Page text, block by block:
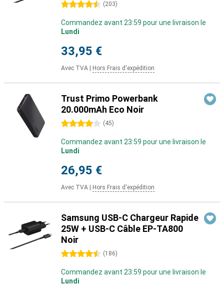
4.5 étoiles (203)
Commandez avant 23:59 pour une livraison le
Lundi
33,95 €
Avec TVA Hors Frais d'expédition
Trust Primo Powerbank
20.000mAh Eco Noir
4 étoiles (45)
Commandez avant 23:59 pour une livraison le
Lundi
26,95 €
Avec TVA Hors Frais d'expédition
Samsung USB-C Chargeur Rapide
25W + USB-C Câble EP-TA800
Noir
4.5 étoiles (186)
Commandez avant 23:59 pour une livraison le
Lundi